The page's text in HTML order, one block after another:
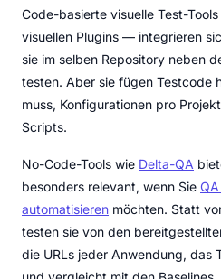
Code-basierte visuelle Test-
visuellen Plugins — integrieren
sie im selben Repository neben
testen. Aber sie fügen Testcode
muss, Konfigurationen pro
Scripts.
No-Code-Tools wie Delta-QA
besonders relevant, wenn Sie
automatisieren möchten. Statt
testen sie von den
die URLs jeder Anwendung, das